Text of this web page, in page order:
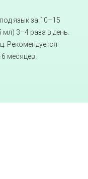
язык за 10–15
3–4 раза в день.
Рекомендуется
месяцев.